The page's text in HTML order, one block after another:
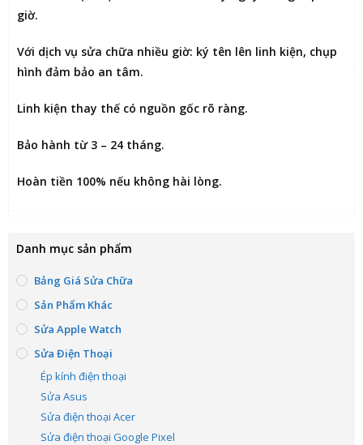
giờ.
Với dịch vụ sửa chữa nhiều giờ: ký tên lên linh kiện, chụp
hình đảm bảo an tâm.
Linh kiện thay thế có nguồn gốc rõ ràng.
Bảo hành từ 3 – 24 tháng.
Hoàn tiền 100% nếu không hài lòng.
Danh mục sản phẩm
Bảng Giá Sửa Chữa
Sản Phẩm Khác
Sửa Apple Watch
Sửa Điện Thoại
Ép kính điện thoại
Sửa Asus
Sửa điện thoại Acer
Sửa điện thoại Google Pixel